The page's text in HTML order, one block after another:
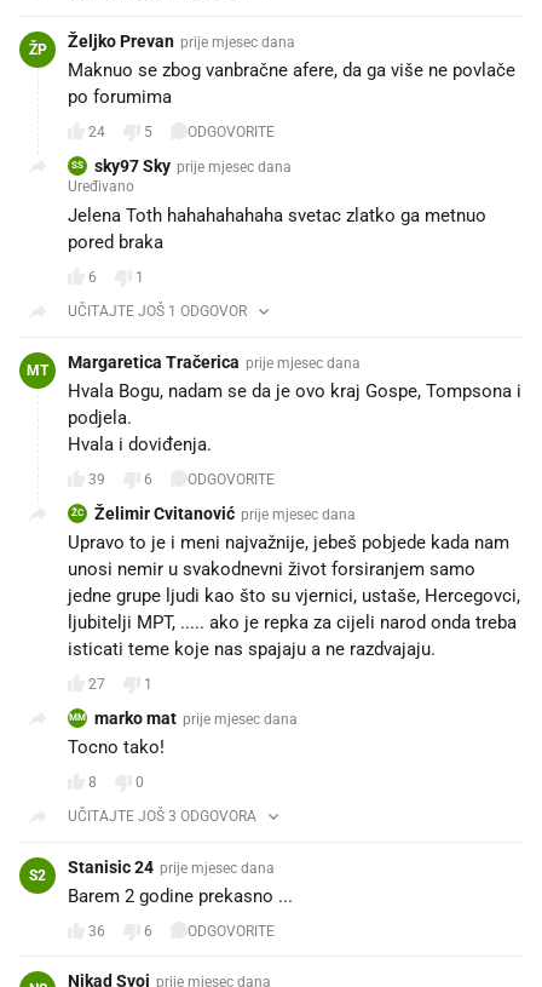
ŽP Željko Prevan prije mjesec dana
Maknuo se zbog vanbračne afere, da ga više ne povlače
po forumima
24 5 ODGOVORITE
SS sky97 Sky prije mjesec dana
Uređivano
Jelena Toth hahahahahaha svetac zlatko ga metnuo
pored braka
6
1
UČITAJTE JOŠ 1 ODGOVOR
MT Margaretica Tračerica prije mjesec dana
Hvala Bogu, nadam se da je ovo kraj Gospe, Tompsona i
podjela.
Hvala i doviđenja.
39 6 ODGOVORITE
ŽC Želimir Cvitanović prije mjesec dana
Upravo to je i meni najvažnije, jebeš pobjede kada nam
unosi nemir u svakodnevni život forsiranjem samo
jedne grupe ljudi kao što su vjernici, ustaše, Hercegovci,
ljubitelji MPT, ..... ako je repka za cijeli narod onda treba
isticati teme koje nas spajaju a ne razdvajaju.
27 1
MM marko mat prije mjesec dana
Tocno tako!
8
0
UČITAJTE JOŠ 3 ODGOVORA
S2 Stanisic 24 prije mjesec dana
Barem 2 godine prekasno ...
36 6 ODGOVORITE
Nikad Svoj prije mjesec dana